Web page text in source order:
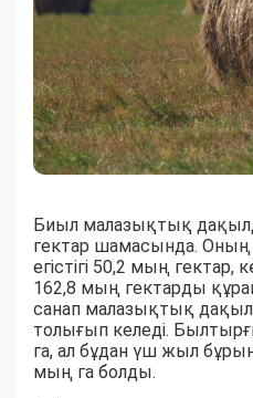
Биыл малазықтық
гектар шамасында.
егістігі 50,2 мың
162,8 мың гектарды
санап малазықтық дақыл
толығып келеді.
га, ал бұдан үш жыл
мың га болды.